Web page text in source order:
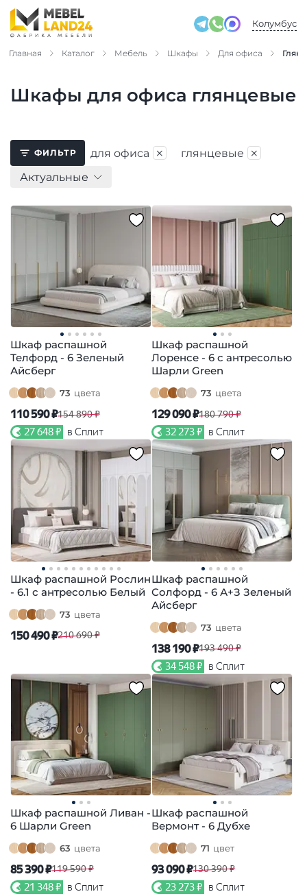
Колумбус
Главная Каталог Мебель Шкафы Для офиса
Шкафы для офиса глянцевые
ФИЛЬТР для офиса × глянцевые ×
Актуальные
Шкаф распашной
Телфорд - 6 Зеленый
Айсберг
73 цвета
110 590 ₽154 890 ₽
27 648 ₽ в Сплит
Шкаф распашной
Лоренсе - 6 с антресолью
Шарли Green
73 цвета
129 090 ₽180 790 ₽
32 273 ₽ в Сплит
Шкаф распашной Рослин
- 6.1 с антресолью Белый
73 цвета
150 490 ₽210 690 ₽
Шкаф распашной
Солфорд - 6 А+З Зеленый
Айсберг
73 цвета
138 190 ₽193 490 ₽
34 548 ₽ в Сплит
Шкаф распашной Ливан -
6 Шарли Green
63 цвета
85 390 ₽119 590 ₽
21 348 ₽ в Сплит
Шкаф распашной
Вермонт - 6 Дубхе
71 цвет
93 090 ₽130 390 ₽
23 273 ₽ в Сплит